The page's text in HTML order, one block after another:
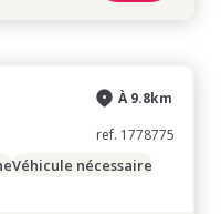
À 9.8km
ref. 1778775
Véhicule nécessaire